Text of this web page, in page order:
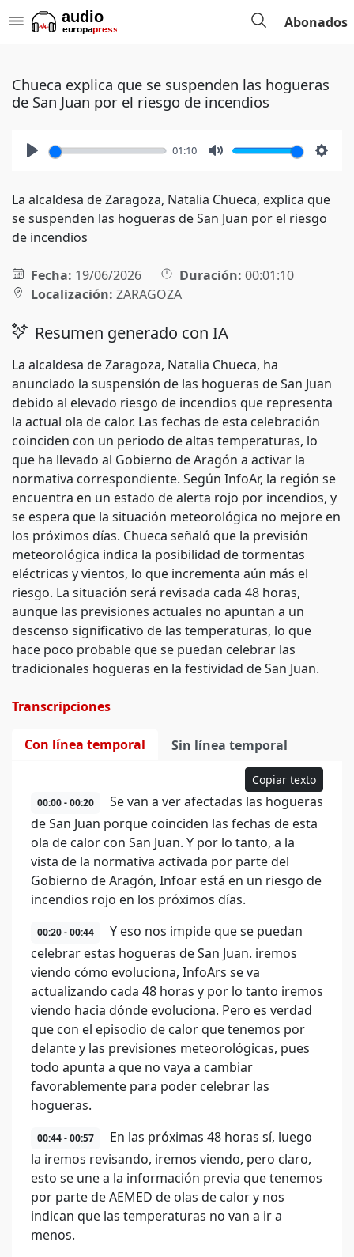
Abonados
Chueca explica que se suspenden las hogueras
de San Juan por el riesgo de incendios
01:10
La alcaldesa de Zaragoza, Natalia Chueca, explica que
se suspenden las hogueras de San Juan por el riesgo
de incendios
Fecha: 19/06/2026 Duración: 00:01:10
Localización: ZARAGOZA
Resumen generado con IA
La alcaldesa de Zaragoza, Natalia Chueca, ha
anunciado la suspensión de las hogueras de San Juan
debido al elevado riesgo de incendios que representa
la actual ola de calor. Las fechas de esta celebración
coinciden con un periodo de altas temperaturas, lo
que ha llevado al Gobierno de Aragón a activar la
normativa correspondiente. Según InfoAr, la región se
encuentra en un estado de alerta rojo por incendios, y
se espera que la situación meteorológica no mejore en
los próximos días. Chueca señaló que la previsión
meteorológica indica la posibilidad de tormentas
eléctricas y vientos, lo que incrementa aún más el
riesgo. La situación será revisada cada 48 horas,
aunque las previsiones actuales no apuntan a un
descenso significativo de las temperaturas, lo que
hace poco probable que se puedan celebrar las
tradicionales hogueras en la festividad de San Juan.
Transcripciones
Con línea temporal Sin línea temporal
Copiar texto
00:00 - 00:20
Se van a ver afectadas las hogueras
de San Juan porque coinciden las fechas de esta
ola de calor con San Juan. Y por lo tanto, a la
vista de la normativa activada por parte del
Gobierno de Aragón, Infoar está en un riesgo de
incendios rojo en los próximos días.
00:20 - 00:44
Y eso nos impide que se puedan
celebrar estas hogueras de San Juan. iremos
viendo cómo evoluciona, InfoArs se va
actualizando cada 48 horas y por lo tanto iremos
viendo hacia dónde evoluciona. Pero es verdad
que con el episodio de calor que tenemos por
delante y las previsiones meteorológicas, pues
todo apunta a que no vaya a cambiar
favorablemente para poder celebrar las
hogueras.
00:44 - 00:57
En las próximas 48 horas sí, luego
la iremos revisando, iremos viendo, pero claro,
esto se une a la información previa que tenemos
por parte de AEMED de olas de calor y nos
indican que las temperaturas no van a ir a
menos.